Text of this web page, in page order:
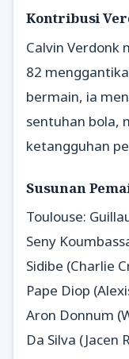
Kontribusi
Calvin Verdonk
82
bermain, ia
sentuhan bola,
ketangguhan
Susunan
Toulouse:
Seny
Sidibe (Charlie
Pape Diop
Aron Donnum
Da Silva (Jacen